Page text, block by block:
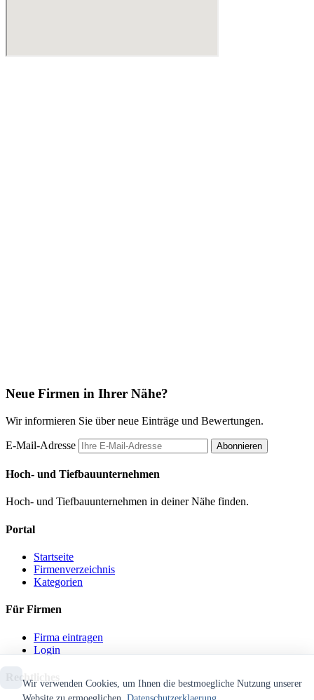
Neue Firmen in Ihrer Nähe?
Wir informieren Sie über neue Einträge und Bewertungen.
E-Mail-Adresse Abonnieren
Hoch- und Tiefbauunternehmen
Hoch- und Tiefbauunternehmen in deiner Nähe finden.
Portal
Startseite
Firmenverzeichnis
Kategorien
Für Firmen
Firma eintragen
Login
Rechtliches
Wir verwenden Cookies, um Ihnen die bestmoegliche Nutzung unserer